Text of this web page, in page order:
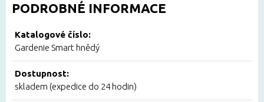
PODROBNÉ INFORMACE
Katalogové číslo:
Gardenie Smart hnědý
Dostupnost:
skladem (expedice do 24 hodin)